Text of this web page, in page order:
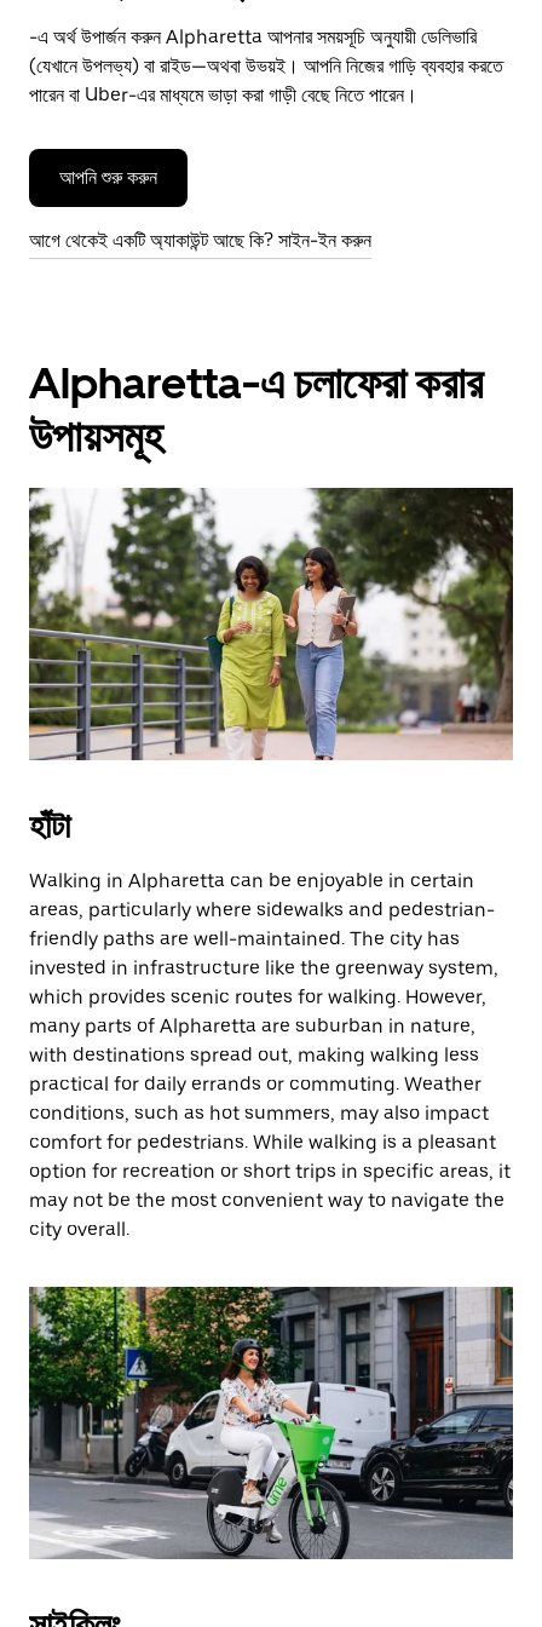
-এ অর্থ উপার্জন করুন Alpharetta আপনার সময়সূচি অনুযায়ী ডেলিভারি
(যেখানে উপলভ্য) বা রাইড—অথবা উভয়ই। আপনি নিজের গাড়ি ব্যবহার করতে
পারেন বা Uber-এর মাধ্যমে ভাড়া করা গাড়ী বেছে নিতে পারেন।
আপনি শুরু করুন
আগে থেকেই একটি অ্যাকাউন্ট আছে কি? সাইন-ইন করুন
Alpharetta-এ চলাফেরা করার
উপায়সমূহ
হাঁটা
Walking in Alpharetta can be enjoyable in certain
areas, particularly where sidewalks and pedestrian-
friendly paths are well-maintained. The city has
invested in infrastructure like the greenway system,
which provides scenic routes for walking. However,
many parts of Alpharetta are suburban in nature,
with destinations spread out, making walking less
practical for daily errands or commuting. Weather
conditions, such as hot summers, may also impact
comfort for pedestrians. While walking is a pleasant
option for recreation or short trips in specific areas, it
may not be the most convenient way to navigate the
city overall.